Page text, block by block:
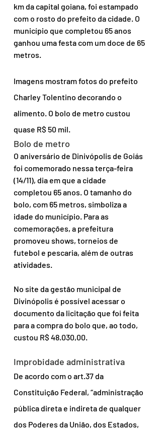
km da capital goiana, foi estampado
com o rosto do prefeito da cidade. O
município que completou 65 anos
ganhou uma festa com um doce de 65
metros.
Imagens mostram fotos do prefeito
Charley Tolentino decorando o
alimento. O bolo de metro custou
quase R$ 50 mil.
Bolo de metro
O aniversário de Dinivópolis de Goiás
foi comemorado nessa terça-feira
(14/11), dia em que a cidade
completou 65 anos. O tamanho do
bolo, com 65 metros, simboliza a
idade do município. Para as
comemorações, a prefeitura
promoveu shows, torneios de
futebol e pescaria, além de outras
atividades.
No site da gestão municipal de
Divinópolis é possível acessar o
documento da licitação que foi feita
para a compra do bolo que, ao todo,
custou R$ 48.030,00.
Improbidade administrativa
De acordo com o art.37 da
Constituição Federal, “administração
pública direta e indireta de qualquer
dos Poderes da União, dos Estados,